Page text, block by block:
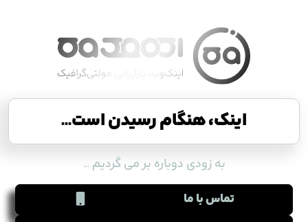
اینک، هنگام رسیدن است...
به زودی دوباره بر می گردیم ...
تماس با ما